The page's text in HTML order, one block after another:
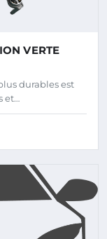
VERTE
durables est
et…